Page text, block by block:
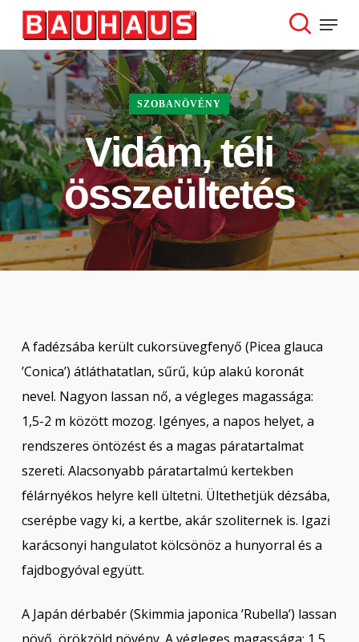
Skip
main
content
search
Menu
SZOBANÖVÉNY
Vidám, téli
összeültetés
A fadézsába került cukorsüvegfenyő (Picea glauca
’Conica’) átláthatatlan, sűrű, kúp alakú koronát
nevel. Nagyon lassan nő, a végleges magassága:
1,5-2 m között mozog. Igényes, a napos helyet, a
rendszeres öntözést és a magas páratartalmat
szereti. Alacsonyabb páratartalmú kertekben
félárnyékos helyre kell ültetni. Ültethetjük dézsába,
cserépbe vagy ki, a kertbe, akár szoliternek is. Igazi
karácsonyi hangulatot kölcsönöz a hunyorral és a
fajdbogyóval együtt.
A Japán dérbabér (Skimmia japonica ’Rubella’) lassan
Close
Menu